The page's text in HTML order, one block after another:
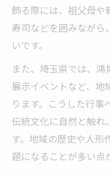
飾る際には、祖父母や
寿司などを囲みながら
いです。
また、埼玉県では、
展示イベントなど、地
ります。こうした行事
伝統文化に自然と触れ
す。地域の歴史や人
題になることが多い点